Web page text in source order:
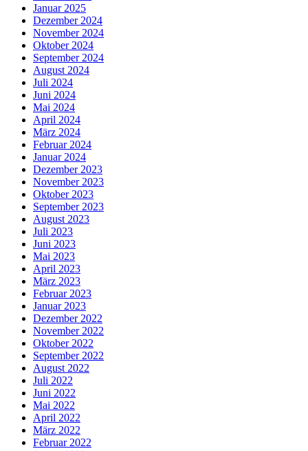
Januar 2025
Dezember 2024
November 2024
Oktober 2024
September 2024
August 2024
Juli 2024
Juni 2024
Mai 2024
April 2024
März 2024
Februar 2024
Januar 2024
Dezember 2023
November 2023
Oktober 2023
September 2023
August 2023
Juli 2023
Juni 2023
Mai 2023
April 2023
März 2023
Februar 2023
Januar 2023
Dezember 2022
November 2022
Oktober 2022
September 2022
August 2022
Juli 2022
Juni 2022
Mai 2022
April 2022
März 2022
Februar 2022